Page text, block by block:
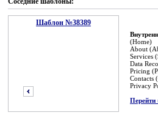
Шаблон №38389
(Home)
About
Services
Data
Pricing
Contacts
Privacy
Перейти